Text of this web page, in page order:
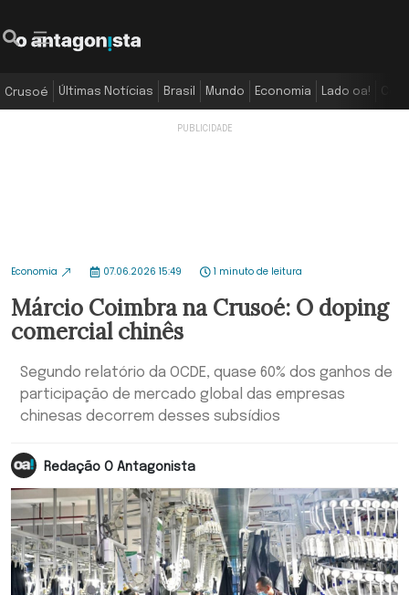
Crusoé Últimas Notícias Brasil Mundo Economia Lado oa!
Economia 07.06.2026 15:49 1 minuto de leitura
Márcio Coimbra na Crusoé: O doping
comercial chinês
Segundo relatório da OCDE, quase 60% dos ganhos de
participação de mercado global das empresas
chinesas decorrem desses subsídios
Redação O Antagonista